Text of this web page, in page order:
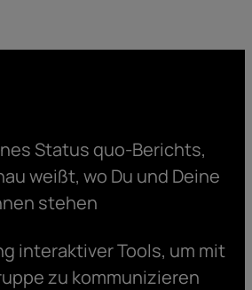
Status quo-Berichts,
weißt, wo Du und Deine
stehen
interaktiver Tools, um mit
zu kommunizieren